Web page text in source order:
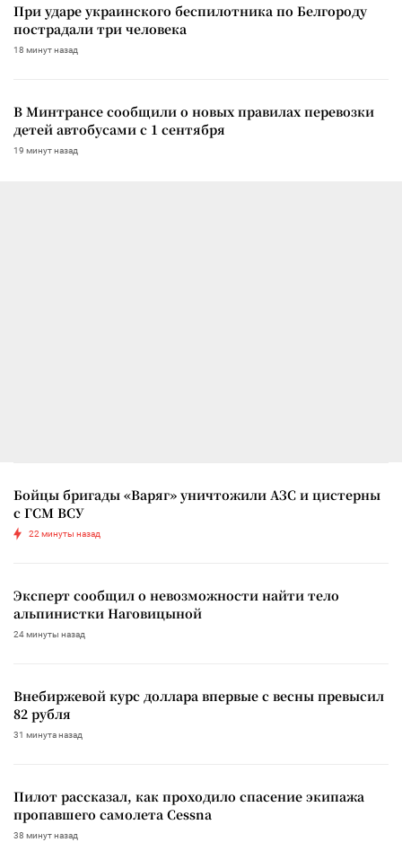
При ударе украинского беспилотника по Белгороду
пострадали три человека
18 минут назад
В Минтрансе сообщили о новых правилах перевозки
детей автобусами с 1 сентября
19 минут назад
Бойцы бригады «Варяг» уничтожили АЗС и цистерны
с ГСМ ВСУ
22 минуты назад
Эксперт сообщил о невозможности найти тело
альпинистки Наговицыной
24 минуты назад
Внебиржевой курс доллара впервые с весны превысил
82 рубля
31 минута назад
Пилот рассказал, как проходило спасение экипажа
пропавшего самолета Cessna
38 минут назад